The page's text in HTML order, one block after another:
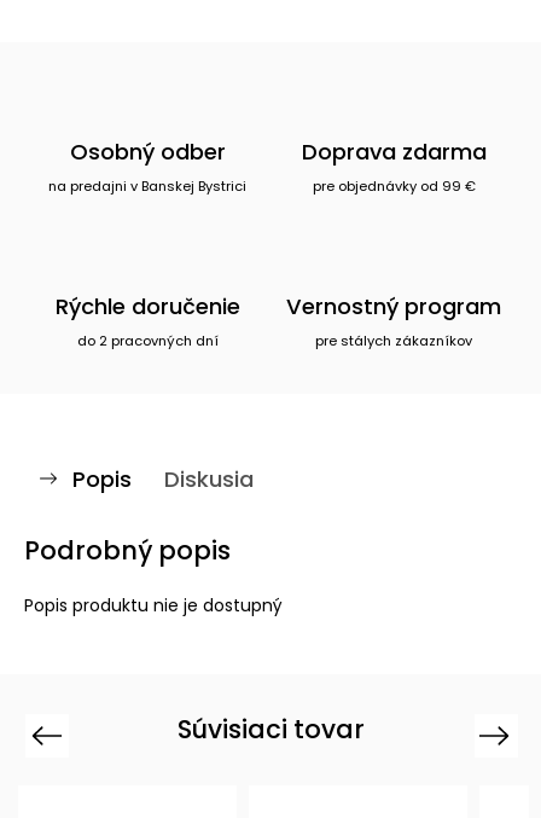
Osobný odber
na predajni v Banskej Bystrici
Doprava zdarma
pre objednávky od 99 €
Rýchle doručenie
do 2 pracovných dní
Vernostný program
pre stálych zákazníkov
Popis Diskusia
Podrobný popis
Popis produktu nie je dostupný
Súvisiaci tovar
Previous Next